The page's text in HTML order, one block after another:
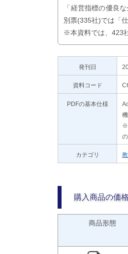
「経営指標の優良
別票(335社)では「
※本資料では、423
発刊日
資料コード
PDFの基本仕様
※
カテゴリ
購入商品の価
商品形態